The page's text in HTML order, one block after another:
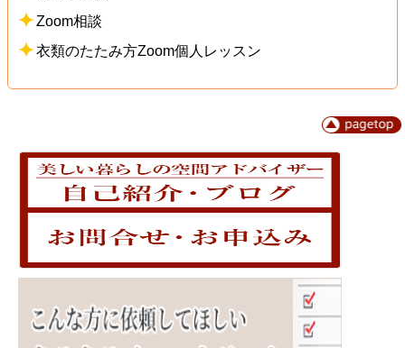
Zoom相談
衣類のたたみ方Zoom個人レッスン